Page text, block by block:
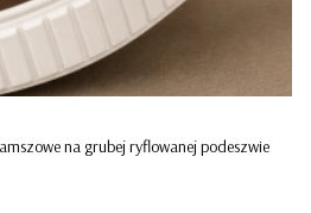
na grubej ryflowanej podeszwie